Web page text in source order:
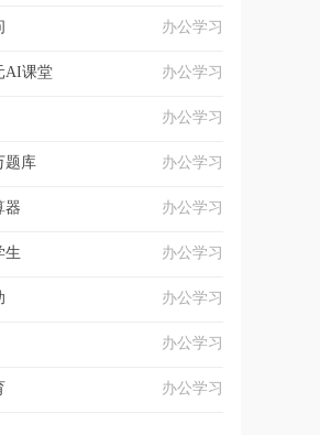
办公学习
AI课堂 办公学习
办公学习
题库 办公学习
器 办公学习
生 办公学习
办公学习
办公学习
办公学习